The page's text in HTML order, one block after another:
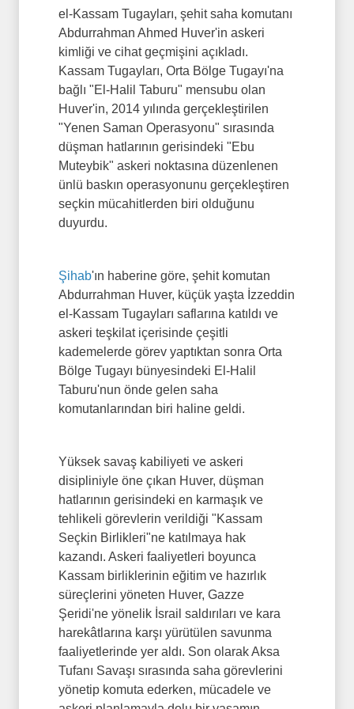
el-Kassam Tugayları, şehit saha komutanı
Abdurrahman Ahmed Huver'in askeri
kimliği ve cihat geçmişini açıkladı.
Kassam Tugayları, Orta Bölge Tugayı'na
bağlı "El-Halil Taburu" mensubu olan
Huver'in, 2014 yılında gerçekleştirilen
"Yenen Saman Operasyonu" sırasında
düşman hatlarının gerisindeki "Ebu
Muteybik" askeri noktasına düzenlenen
ünlü baskın operasyonunu gerçekleştiren
seçkin mücahitlerden biri olduğunu
duyurdu.
Şihab'ın haberine göre, şehit komutan
Abdurrahman Huver, küçük yaşta İzzeddin
el-Kassam Tugayları saflarına katıldı ve
askeri teşkilat içerisinde çeşitli
kademelerde görev yaptıktan sonra Orta
Bölge Tugayı bünyesindeki El-Halil
Taburu'nun önde gelen saha
komutanlarından biri haline geldi.
Yüksek savaş kabiliyeti ve askeri
disipliniyle öne çıkan Huver, düşman
hatlarının gerisindeki en karmaşık ve
tehlikeli görevlerin verildiği "Kassam
Seçkin Birlikleri"ne katılmaya hak
kazandı. Askeri faaliyetleri boyunca
Kassam birliklerinin eğitim ve hazırlık
süreçlerini yöneten Huver, Gazze
Şeridi'ne yönelik İsrail saldırıları ve kara
harekâtlarına karşı yürütülen savunma
faaliyetlerinde yer aldı. Son olarak Aksa
Tufanı Savaşı sırasında saha görevlerini
yönetip komuta ederken, mücadele ve